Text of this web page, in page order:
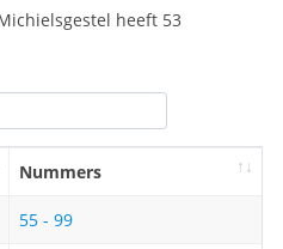
heeft 53
Nummers
55 - 99